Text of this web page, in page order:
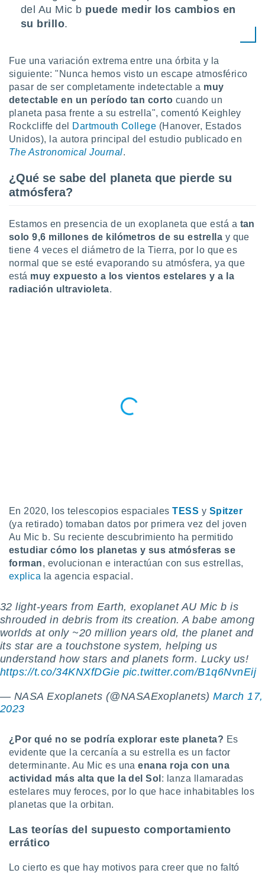
en
en
datos
perfiles
utilizar
uso de
con el
e
publicidad
de
1199
del Au Mic b puede medir los cambios en
su brillo.
Fue una variación extrema entre una órbita y la
siguiente: "Nunca hemos visto un escape atmosférico
pasar de ser completamente indetectable a muy
detectable en un período tan corto cuando un
planeta pasa frente a su estrella", comentó Keighley
Rockcliffe del
Dartmouth College (Hanover, Estados
Unidos), la autora principal del estudio publicado en
The Astronomical Journal.
¿Qué se sabe del planeta que pierde su
atmósfera?
Estamos en presencia de un exoplaneta que está a tan
solo 9,6 millones de kilómetros de su estrella y que
tiene 4 veces el diámetro de la Tierra, por lo que es
normal que se esté evaporando su atmósfera, ya que
está muy expuesto a los vientos estelares y a la
radiación ultravioleta.
En 2020, los telescopios espaciales TESS y Spitzer
(ya retirado) tomaban datos por primera vez del joven
Au Mic b. Su reciente descubrimiento ha permitido
estudiar cómo los planetas y sus atmósferas se
forman, evolucionan e interactúan con sus estrellas,
explica la agencia espacial.
32 light-years from Earth, exoplanet AU Mic b is
shrouded in debris from its creation. A babe among
worlds at only ~20 million years old, the planet and
its star are a touchstone system, helping us
understand how stars and planets form. Lucky us!
https://t.co/34KNXfDGie pic.twitter.com/B1q6NvnEij
— NASA Exoplanets (@NASAExoplanets)March 17,
2023
¿Por qué no se podría explorar este planeta? Es
evidente que la cercanía a su estrella es un factor
determinante. Au Mic es unaenana roja con una
actividad más alta que la del Sol : lanza llamaradas
estelares muy feroces, por lo que hace inhabitables los
planetas que la orbitan.
Las teorías del supuesto comportamiento
errático
Lo cierto es que hay motivos para creer que no faltó